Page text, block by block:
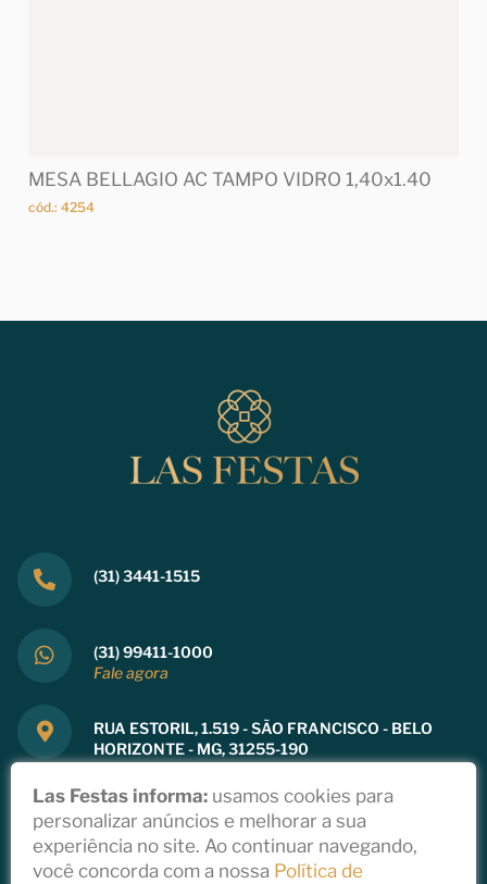
MESA BELLAGIO AC TAMPO VIDRO 1,40x1.40
cód.: 4254
(31) 3441-1515
(31) 99411-1000
Fale agora
RUA ESTORIL, 1.519 - SÃO FRANCISCO - BELO
HORIZONTE - MG, 31255-190
Copyright 2021
Las Festas informa: usamos cookies para
personalizar anúncios e melhorar a sua
experiência no site. Ao continuar navegando,
você concorda com a nossa Política de